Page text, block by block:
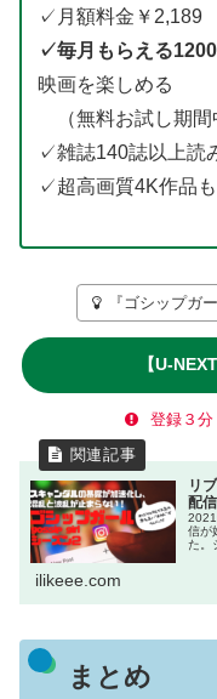
✓月額料金￥2,189
✓毎月もらえる1200
映画を楽しめる
（無料お試し期間
✓雑誌140誌以上読
✓超高画質4K作品も
『ゴシップガ
【U-
登録３分
リ
配
信が
た。
登
ilikeee.com
まとめ